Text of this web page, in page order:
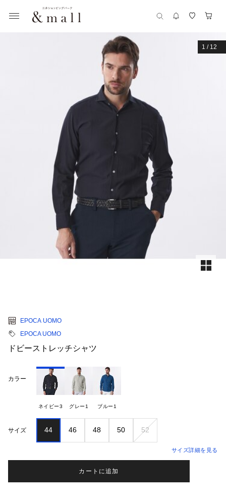
1 / 12
EPOCA UOMO
EPOCA UOMO
ドビーストレッチシャツ
カラー
ネイビー3 グレー1 ブルー1
サイズ 44 46 48 50 52
サイズ詳細を見る
カートに追加